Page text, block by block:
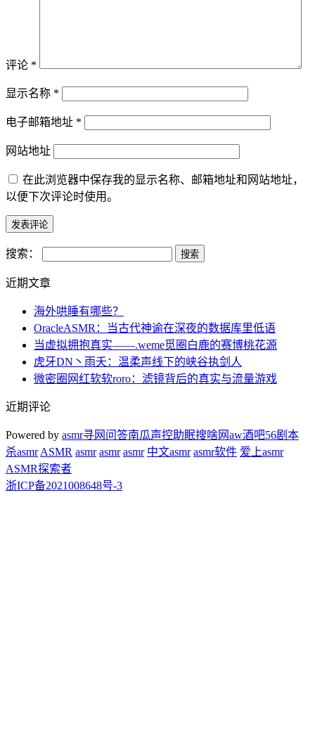
评论 *
显示名称 *
电子邮箱地址 *
网站地址
在此浏览器中保存我的显示名称、邮箱地址和网站地址，
以便下次评论时使用。
搜索：
近期文章
海外哄睡有哪些？
OracleASMR：当古代神谕在深夜的数据库里低语
当虚拟拥抱真实——.weme觅圈白鹿的赛博桃花源
虎牙DN丶雨夭：温柔声线下的峡谷执剑人
微密圈网红软软roro：滤镜背后的真实与流量游戏
近期评论
Powered by asmr寻网问答南瓜声控助眠搜啥网aw酒吧56剧本
杀asmr ASMR asmr asmr asmr 中文asmr asmr软件 爱上asmr
ASMR探索者
浙ICP备2021008648号-3